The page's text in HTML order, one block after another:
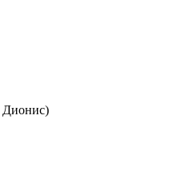
Дионис)